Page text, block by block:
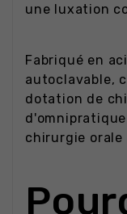
une luxation
Fabriqué en
autoclavable,
dotation de
chirurgie